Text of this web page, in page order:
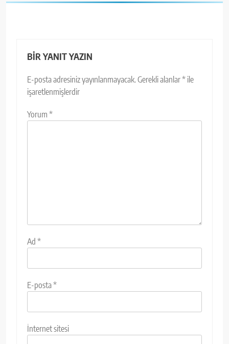
BIR YANIT YAZIN
E-posta adresiniz yayınlanmayacak.Gerekli alanlar* ile
işaretlenmişlerdir
Yorum *
Ad *
E-posta*
İnternet sitesi